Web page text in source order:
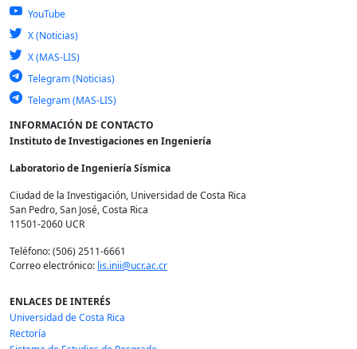
YouTube
X (Noticias)
X (MAS-LIS)
Telegram (Noticias)
Telegram (MAS-LIS)
INFORMACIÓN DE CONTACTO
Instituto de Investigaciones en Ingeniería
Laboratorio de Ingeniería Sísmica
Ciudad de la Investigación, Universidad de Costa Rica
San Pedro, San José, Costa Rica
11501-2060 UCR
Teléfono: (506) 2511-6661
Correo electrónico: lis.inii@ucr.ac.cr
ENLACES DE INTERÉS
Universidad de Costa Rica
Rectoría